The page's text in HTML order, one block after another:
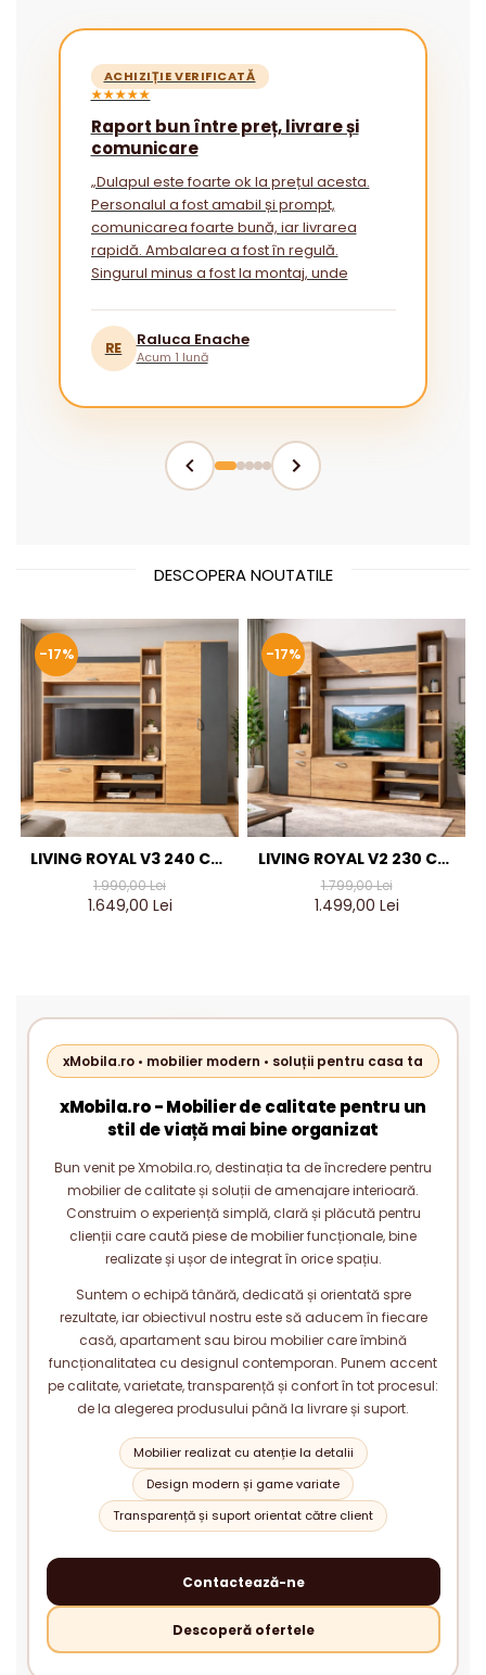
ACHIZIȚIE VERIFICATĂ
★★★★★
Raport bun între preț, livrare și
comunicare
„Dulapul este foarte ok la prețul acesta.
Personalul a fost amabil și prompt,
comunicarea foarte bună, iar livrarea
rapidă. Ambalarea a fost în regulă.
Singurul minus a fost la montaj, unde
RE
Raluca Enache
Acum 1 lună
DESCOPERA NOUTATILE
-17%
LIVING ROYAL V3 240 CM,
STEJAR AURIU & GRI
ANTRACIT – MOBILIER
1.990,00 Lei
1.649,00 Lei
-17%
LIVING ROYAL V2 230 CM,
STEJAR AURIU & GRI
ANTRACIT – MOBILIER
1.799,00 Lei
1.499,00 Lei
xMobila.ro • mobilier modern • soluții pentru casa ta
xMobila.ro - Mobilier de calitate pentru un
stil de viață mai bine organizat
Bun venit pe Xmobila.ro, destinația ta de încredere pentru
mobilier de calitate și soluții de amenajare interioară.
Construim o experiență simplă, clară și plăcută pentru
clienții care caută piese de mobilier funcționale, bine
realizate și ușor de integrat în orice spațiu.
Suntem o echipă tânără, dedicată și orientată spre
rezultate, iar obiectivul nostru este să aducem în fiecare
casă, apartament sau birou mobilier care îmbină
funcționalitatea cu designul contemporan. Punem accent
pe calitate, varietate, transparență și confort în tot procesul:
de la alegerea produsului până la livrare și suport.
Mobilier realizat cu atenție la detalii
Design modern și game variate
Transparență și suport orientat către client
Contactează-ne
Descoperă ofertele